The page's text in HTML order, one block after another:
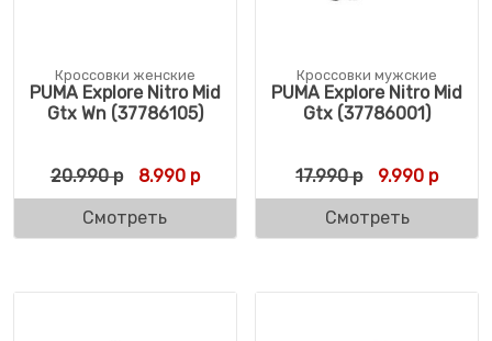
Кроссовки женские
PUMA Explore Nitro Mid
Gtx Wn (37786105)
20.990р Первоначальная цена составляла
8.990рТекущая цена: 8.990 р.
Смотреть
Кроссовки мужские
PUMA Explore Nitro Mid
Gtx (37786001)
17.990р 9.990 р
Смотреть